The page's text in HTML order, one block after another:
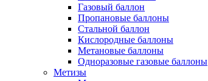
Газовый баллон
Пропановые баллоны
Стальной баллон
Кислородные баллоны
Метановые баллоны
Одноразовые газовые баллоны
Метизы